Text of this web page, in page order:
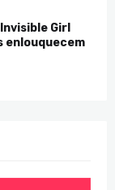
Girl
enlouquecem